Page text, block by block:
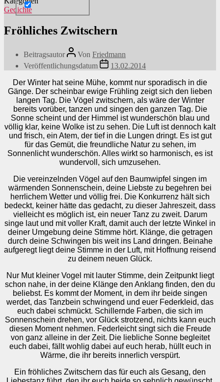
Gedichte
Fröhliches Zwitschern
Beitragsautor Von Friedmann
Veröffentlichungsdatum
13.02.2014
Der Winter hat seine Mühe, kommt nur sporadisch in die
Gänge. Der scheinbar ewige Frühling zeigt sich den lieben
langen Tag. Die Vögel zwitschern, als wäre der Winter
bereits vorüber, tanzen und singen den ganzen Tag. Die
Sonne scheint und der Himmel ist wunderschön blau und
völlig klar, keine Wolke ist zu sehen. Die Luft ist dennoch kalt
und frisch, ein Atem, der tief in die Lungen dringt. Es ist gut
für das Gemüt, die freundliche Natur zu sehen, im
Sonnenlicht wunderschön. Alles wirkt so harmonisch, es ist
wundervoll, sich umzusehen.
Die vereinzelnden Vögel auf den Baumwipfel singen im
wärmenden Sonnenschein, deine Liebste zu begehren bei
herrlichem Wetter und völlig frei. Die Konkurrenz hält sich
bedeckt, keiner hätte das gedacht, zu dieser Jahreszeit, dass
vielleicht es möglich ist, ein neuer Tanz zu zweit. Darum
singe laut und mit voller Kraft, damit auch der letzte Winkel in
deiner Umgebung deine Stimme hört. Klänge, die getragen
durch deine Schwingen bis weit ins Land dringen. Beinahe
aufgeregt liegt deine Stimme in der Luft, mit Hoffnung reisend
zu deinem neuen Glück.
Nur Mut kleiner Vogel mit lauter Stimme, dein Zeitpunkt liegt
schon nahe, in der deine Klänge den Anklang finden, den du
beliebst. Es kommt der Moment, in dem ihr beide singen
werdet, das Tanzbein schwingend und euer Federkleid, das
euch dabei schmückt. Schillernde Farben, die sich im
Sonnenschein drehen, vor Glück strotzend, nichts kann euch
diesen Moment nehmen. Federleicht singt sich die Freude
von ganz alleine in der Zeit. Die liebliche Sonne begleitet
euch dabei, fällt wohlig dabei auf euch herab, hüllt euch in
Wärme, die ihr bereits innerlich verspürt.
Ein fröhliches Zwitschern das für euch als Gesang, den